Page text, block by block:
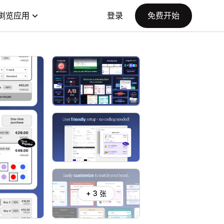
览应用 登录 免费开始
+ 3 张